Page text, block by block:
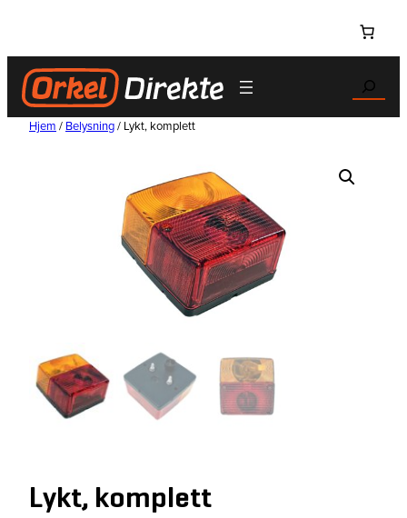
innhold
Search
Hjem / Belysning/ Lykt, komplett
Lykt, komplett